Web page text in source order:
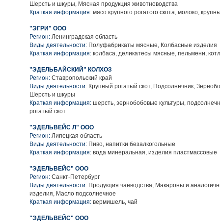
Шерсть и шкуры, Мясная продукция животноводства
Краткая информация: мясо крупного рогатого скота, молоко,
"ЭГРИ" ООО
Регион: Ленинградская область
Виды деятельности: Полуфабрикаты мясные, Колбасные изделия
Краткая информация: колбаса, деликатесы мясные, пельмени,
"ЭДЕЛЬБАЙСКИЙ" КОЛХОЗ
Регион: Ставропольский край
Виды деятельности: Крупный рогатый скот, Подсолнечник,
Шерсть и шкуры
Краткая информация: шерсть, зернобобовые культуры,
рогатый скот
"ЭДЕЛЬВЕЙС Л" ООО
Регион: Липецкая область
Виды деятельности: Пиво, напитки безалкогольные
Краткая информация: вода минеральная, изделия пластмассовые
"ЭДЕЛЬВЕЙС" ООО
Регион: Санкт-Петербург
Виды деятельности: Продукция чаеводства, Макароны и
изделия, Масло подсолнечное
Краткая информация: вермишель, чай
"ЭДЕЛЬВЕЙС" ООО